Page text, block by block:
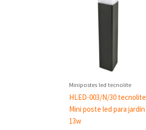
Minipostes led tecnolite
HLED-003/N/30 tecnolite
Mini poste led para jardin
13w